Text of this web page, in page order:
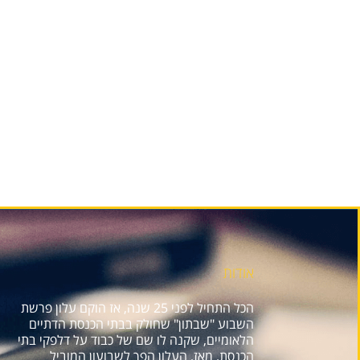
אודות
הכל התחיל לפני 25 שנה, אז הוקם עלון פרשת
השבוע "שבתון" שחולק בבתי הכנסת הדתיים
הלאומיים, שקנה לו שם של כבוד על דלפקי בתי
הכנסת. מאז, העלון הפך לשבועון המוביל